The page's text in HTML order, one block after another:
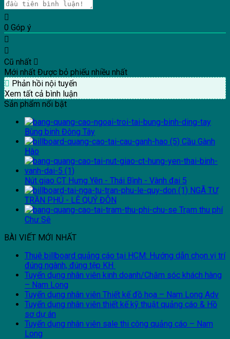
0 Góp ý
Cũ nhất
Mới nhất Được bỏ phiếu nhiều nhất
Phản hồi nội tuyến
Xem tất cả bình luận
Sản phẩm nổi bật
Bùng binh Đông Tây
Cầu Gành
Hào
Nút giao CT Hưng Yên - Thái Bình - Vành đai 5
NGÃ TƯ
TRẦN PHÚ - LÊ QUÝ ĐÔN
Trạm thu phí
Chư Sê
BÀI VIẾT MỚI NHẤT
Thuê billboard quảng cáo tại HCM: Hướng dẫn chọn vị trí
đúng ngành, đúng tệp KH
Tuyển dụng nhân viên kinh doanh/Chăm sóc khách hàng
– Nam Long
Tuyển dụng nhân viên Thiết kế đồ họa – Nam Long Adv
Tuyển dụng nhân viên thiết kế kỹ thuật quảng cáo & Hồ
sơ dự án
Tuyển dụng nhân viên sale thi công quảng cáo – Nam
Long